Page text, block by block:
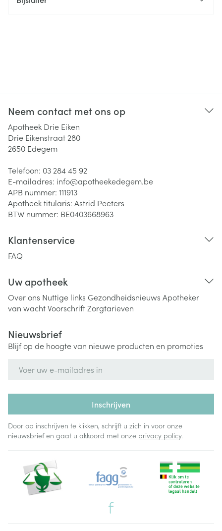
Neem contact met ons op
Apotheek Drie Eiken
Drie Eikenstraat 280
2650 Edegem
Telefoon: 03 284 45 92
E-mailadres: info@apotheekedegem.be
APB nummer: 111913
Apotheek titularis: Astrid Peeters
BTW nummer: BE0403668963
Klantenservice
FAQ
Uw apotheek
Over ons Nuttige links Gezondheidsnieuws Apotheker
van wachtVoorschriftZorgtarieven
Nieuwsbrief
Blijf op de hoogte van nieuwe producten en promoties
Inschrijven
Door op inschrijven te klikken, schrijft u zich in voor onze
nieuwsbrief en gaat u akkoord met onze privacy policy.